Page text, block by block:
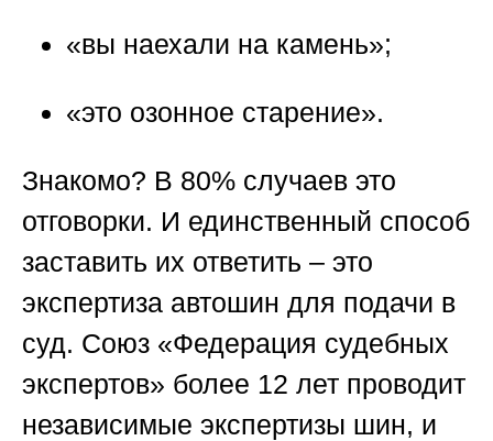
«вы наехали на камень»;
«это озонное старение».
Знакомо? В 80% случаев это
отговорки. И единственный способ
заставить их ответить – это
экспертиза автошин для подачи в
суд. Союз «Федерация судебных
экспертов» более 12 лет проводит
независимые экспертизы шин, и